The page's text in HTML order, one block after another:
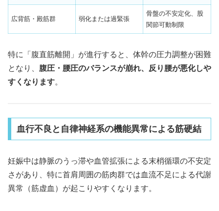
広背筋・殿筋群 弱化または過緊張
骨盤の不安定化、股
関節可動制限
特に「腹直筋離開」が進行すると、体幹の圧力調整が困難
となり、 腹圧・腰圧のバランスが崩れ、反り腰が悪化しや
すくなります。
血行不良と自律神経系の機能異常による筋硬結
妊娠中は静脈のうっ滞や血管拡張による末梢循環の不安定
さがあり、特に首肩周囲の筋肉群では血流不足による代謝
異常（筋虚血）が起こりやすくなります。